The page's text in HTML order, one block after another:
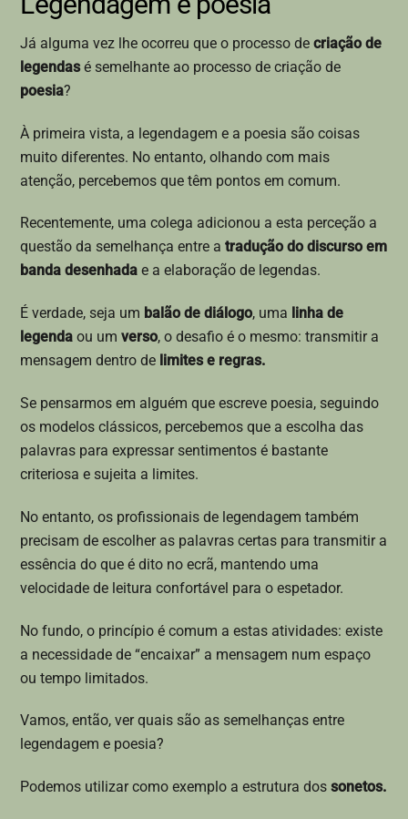
Já alguma vez lhe ocorreu que o processo decriação de
legendasé semelhante ao processo de criação de
poesia?
À primeira vista, a legendagem e a poesia são coisas
muito diferentes. No entanto, olhando com mais
atenção, percebemos que têm pontos em comum.
Recentemente, uma colega adicionou a esta perceção a
questão da semelhança entre atradução do discurso em
banda desenhada e a elaboração de legendas.
É verdade, seja um balão de diálogo, uma linha de
legenda ou umverso, o desafio é o mesmo: transmitir a
mensagem dentro de limites e regras.
Se pensarmos em alguém que escreve poesia, seguindo
os modelos clássicos, percebemos que a escolha das
palavras para expressar sentimentos é bastante
criteriosa e sujeita a limites.
No entanto, os profissionais de legendagem também
precisam de escolher as palavras certas para transmitir a
essência do que é dito no ecrã, mantendo uma
velocidade de leitura confortável para o espetador.
No fundo, o princípio é comum a estas atividades: existe
a necessidade de “encaixar” a mensagem num espaço
ou tempo limitados.
Vamos, então, ver quais são as semelhanças entre
legendagem e poesia?
Podemos utilizar como exemplo a estrutura dossonetos.